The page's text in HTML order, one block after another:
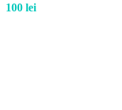
100 lei